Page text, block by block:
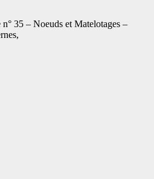
35 – Noeuds et Matelotages –